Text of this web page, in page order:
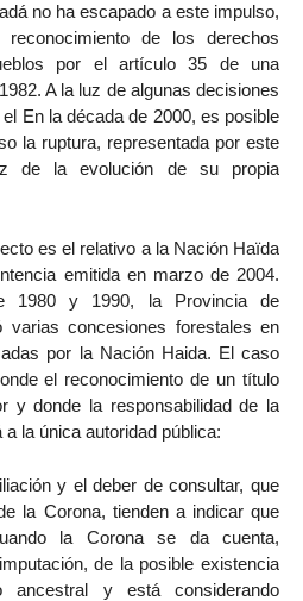
no ha escapado a este impulso,
reconocimiento de los derechos
por el artículo 35 de una
A la luz de algunas decisiones
En la década de 2000, es posible
la ruptura, representada por este
de la evolución de su propia
es el relativo a la Nación Haïda
emitida en marzo de 2004.
1980 y 1990, la Provincia de
varias concesiones forestales en
por la Nación Haida. El caso
el reconocimiento de un título
y donde la responsabilidad de la
la única autoridad pública:
y el deber de consultar, que
la Corona, tienden a indicar que
la Corona se da cuenta,
de la posible existencia
y está considerando